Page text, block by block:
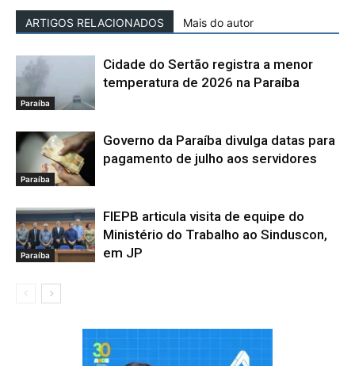
ARTIGOS RELACIONADOS Mais do autor
Paraíba
Cidade do Sertão registra a menor
temperatura de 2026 na Paraíba
Paraíba
Governo da Paraíba divulga datas para
pagamento de julho aos servidores
Paraíba
FIEPB articula visita de equipe do
Ministério do Trabalho ao Sinduscon,
em JP